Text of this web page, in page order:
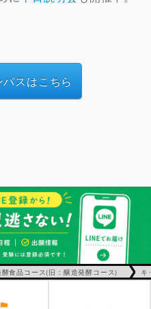
スはこちら
食品コース(旧：醸造発酵コース) キ